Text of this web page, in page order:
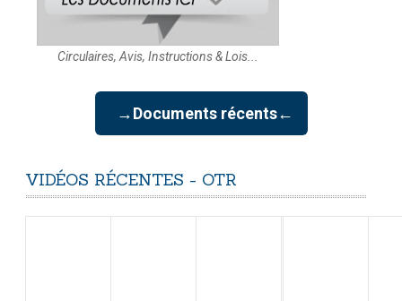
Circulaires, Avis, Instructions & Lois...
→Documents récents←
VIDÉOS RÉCENTES - OTR